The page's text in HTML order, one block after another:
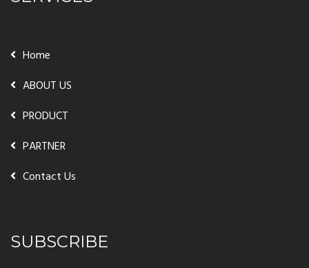
Home
ABOUT US
PRODUCT
PARTNER
Contact Us
SUBSCRIBE